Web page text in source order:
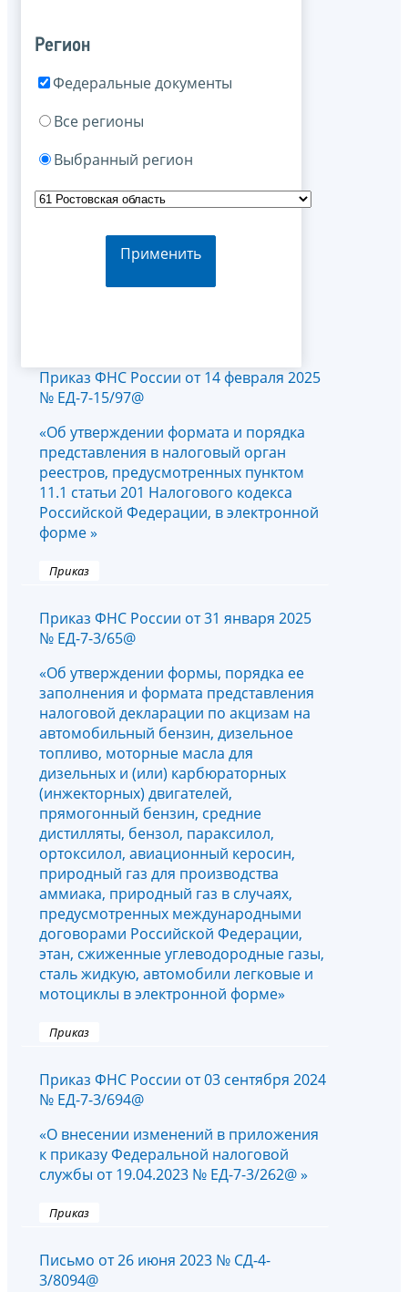
Регион
Федеральные документы
Все регионы
Выбранный регион
Применить
Приказ ФНС России от 14 февраля 2025
№ ЕД-7-15/97@
«Об утверждении формата и порядка
представления в налоговый орган
реестров, предусмотренных пунктом
11.1 статьи 201 Налогового кодекса
Российской Федерации, в электронной
форме »
Приказ
Приказ ФНС России от 31 января 2025
№ ЕД-7-3/65@
«Об утверждении формы, порядка ее
заполнения и формата представления
налоговой декларации по акцизам на
автомобильный бензин, дизельное
топливо, моторные масла для
дизельных и (или) карбюраторных
(инжекторных) двигателей,
прямогонный бензин, средние
дистилляты, бензол, параксилол,
ортоксилол, авиационный керосин,
природный газ для производства
аммиака, природный газ в случаях,
предусмотренных международными
договорами Российской Федерации,
этан, сжиженные углеводородные газы,
сталь жидкую, автомобили легковые и
мотоциклы в электронной форме»
Приказ
Приказ ФНС России от 03 сентября 2024
№ ЕД-7-3/694@
«О внесении изменений в приложения
к приказу Федеральной налоговой
службы от 19.04.2023 № ЕД-7-3/262@ »
Приказ
Письмо от 26 июня 2023 № СД-4-
3/8094@